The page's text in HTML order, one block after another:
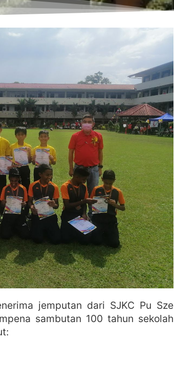
jemputan dari SJKC Pu Sze
sambutan 100 tahun sekolah